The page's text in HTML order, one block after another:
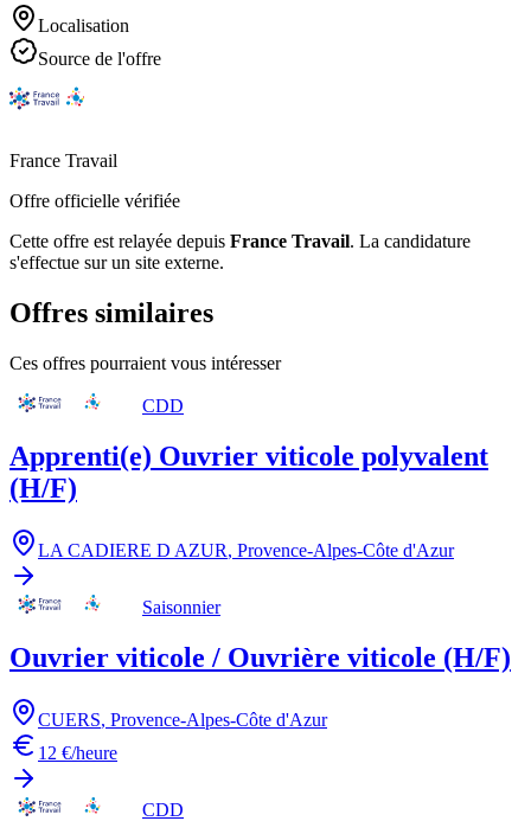
Localisation
Source de l'offre
France Travail
Offre officielle vérifiée
Cette offre est relayée depuis France Travail. La candidature
s'effectue sur un site externe.
Offres similaires
Ces offres pourraient vous intéresser
CDD
Apprenti(e) Ouvrier viticole polyvalent
(H/F)
LA CADIERE D AZUR, Provence-Alpes-Côte d'Azur
Saisonnier
Ouvrier viticole / Ouvrière viticole (H/F)
CUERS, Provence-Alpes-Côte d'Azur
12 €/heure
CDD